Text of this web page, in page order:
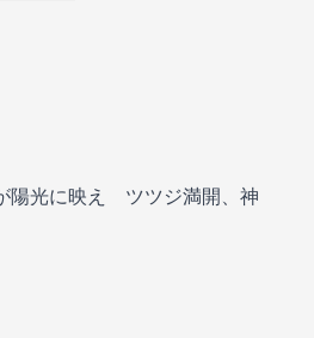
陽光に映え ツツジ満開、神